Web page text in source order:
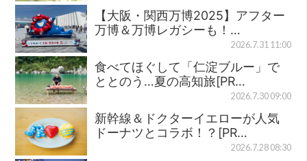
【大阪・関西万博2025】アフター
万博＆万博レガシーも！…
2026.7.31 11:00
食べてほぐして「仁淀ブルー」で
ととのう…夏の高知旅[PR…
2026.7.30 09:00
新幹線＆ドクターイエローが人気
ドーナツとコラボ！？[PR…
2026.7.28 08:30